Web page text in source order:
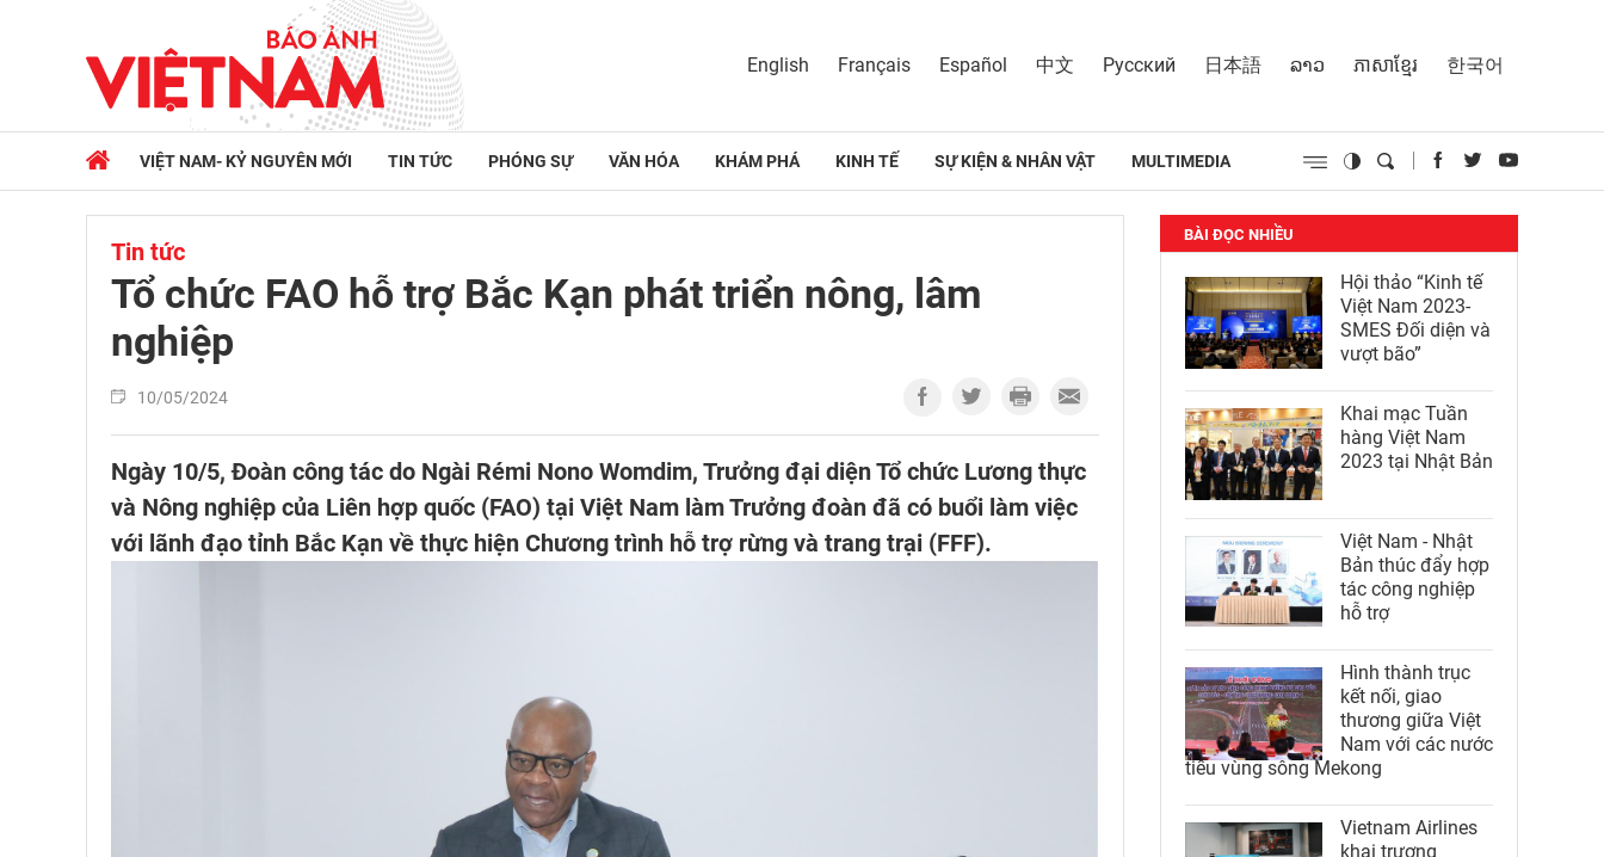
English Français Español 中文 Русский 日本語 ລາວ ភាសាខ្មែរ 한국어
VIỆT NAM- KỶ NGUYÊN MỚI TIN TỨC PHÓNG SỰ VĂN HÓA KHÁM PHÁ KINH TẾ SỰ KIỆN & NHÂN VẬT MULTIMEDIA
Tin tức
Tổ chức FAO hỗ trợ Bắc Kạn phát triển nông, lâm
nghiệp
10/05/2024
Ngày 10/5, Đoàn công tác do Ngài Rémi Nono Womdim, Trưởng đại diện Tổ chức Lương thực
và Nông nghiệp của Liên hợp quốc (FAO) tại Việt Nam làm Trưởng đoàn đã có buổi làm việc
với lãnh đạo tỉnh Bắc Kạn về thực hiện Chương trình hỗ trợ rừng và trang trại (FFF).
BÀI ĐỌC NHIỀU
Hội thảo “Kinh tế
Việt Nam 2023-
SMES Đối diện và
vượt bão”
Khai mạc Tuần
hàng Việt Nam
2023 tại Nhật Bản
Việt Nam - Nhật
Bản thúc đẩy hợp
tác công nghiệp
hỗ trợ
Hình thành trục
kết nối, giao
thương giữa Việt
Nam với các nước
tiểu vùng sông Mekong
Vietnam Airlines
khai trương